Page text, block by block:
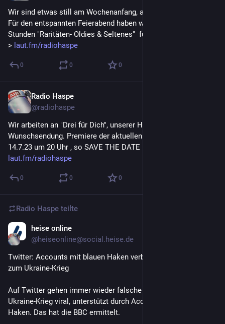
Wir sind etwas still am Wochenanfang, aber wir sind noch da !
Für den entspannten Feierabend haben wir ab 18 Uhr  4
Stunden "Raritäten- Oldies & Seltenes"  für Euch
> laut.fm/radiohaspe
0 0 0
Radio Haspe
@radiohaspe
Wir arbeiten an "Drei für Dich", unserer Hörer*innen
Wunschsendung. Premiere der aktuellen Sendung ist Freitag
14.7.23 um 20 Uhr , so SAVE THE DATE !
laut.fm/radiohaspe
0 0 0
Radio Haspe teilte
heise online
@heiseonline@social.heise.de
Twitter: Accounts mit blauen Haken verbreiten Fake News
zum Ukraine-Krieg
Auf Twitter gehen immer wieder falsche Behauptungen zum
Ukraine-Krieg viral, unterstützt durch Accounts mit den blauen
Haken. Das hat die BBC ermittelt.